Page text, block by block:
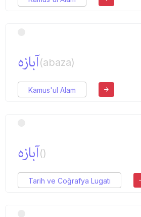
آبازه(abaza)
Kamus'ul Alam
آبازه()
Tarih ve Coğrafya Lugatı